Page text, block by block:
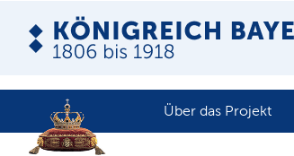
Über das Projekt